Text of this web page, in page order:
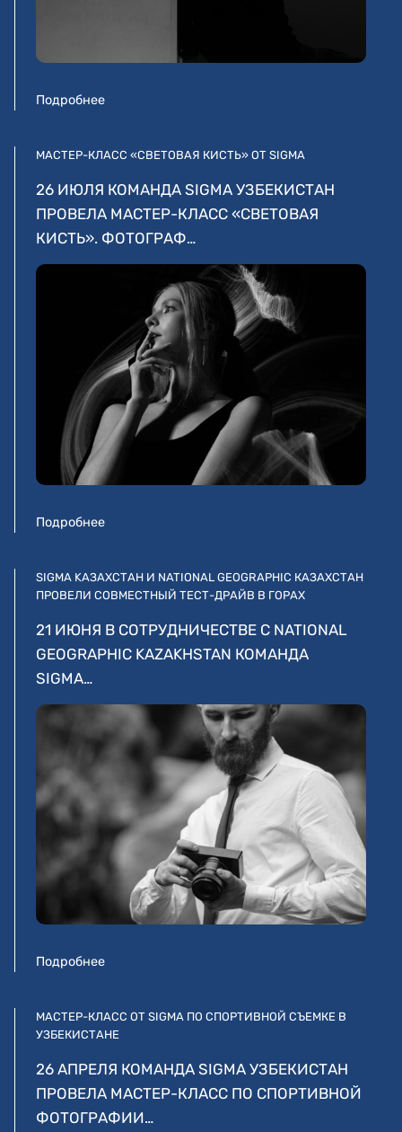
Подробнее
МАСТЕР-КЛАСС «СВЕТОВАЯ КИСТЬ» ОТ SIGMA
26 ИЮЛЯ КОМАНДА SIGMA УЗБЕКИСТАН
ПРОВЕЛА МАСТЕР-КЛАСС «СВЕТОВАЯ
КИСТЬ». ФОТОГРАФ…
Подробнее
SIGMA KАЗАХСТАН И NATIONAL GEOGRAPHIC КАЗАХСТАН
ПРОВЕЛИ СОВМЕСТНЫЙ ТЕСТ-ДРАЙВ В ГОРАХ
21 ИЮНЯ В СОТРУДНИЧЕСТВЕ С NATIONAL
GEOGRAPHIC KAZAKHSTAN КОМАНДА
SIGMA…
Подробнее
МАСТЕР-КЛАСС ОТ SIGMA ПО СПОРТИВНОЙ СЪЕМКЕ В
УЗБЕКИСТАНЕ
26 АПРЕЛЯ КОМАНДА SIGMA УЗБЕКИСТАН
ПРОВЕЛА МАСТЕР-КЛАСС ПО СПОРТИВНОЙ
ФОТОГРАФИИ…